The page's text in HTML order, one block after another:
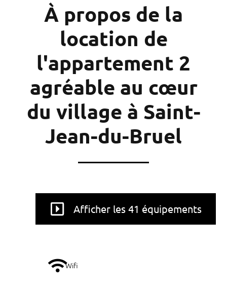
À propos de la
location de
l'appartement 2
agréable au cœur
du village à Saint-
Jean-du-Bruel
Afficher les 41 équipements
Wifi